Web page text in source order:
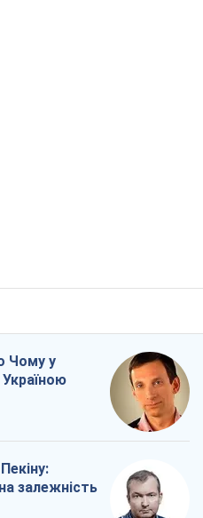
Чому у
залежність